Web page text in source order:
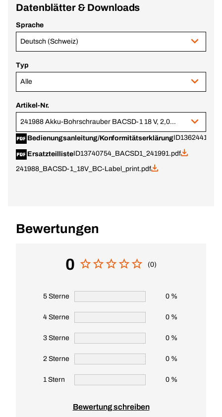
Datenblätter & Downloads
Sprache
Deutsch (Schweiz)
Typ
Alle
Artikel-Nr.
241988 Akku-Bohrschrauber BACSD-1 18 V, 2,0 Ah, Li-Ion im BERA® CLIC+ Gr. 2
Bedienungsanleitung/Konformitätserklärung
ErsatzteillisteID13740754_BACSD1_241991.pdf
241988_BACSD-1_18V_BC-Label_print.pdf
Bewertungen
0 (0)
5 Sterne 0 %
4 Sterne 0 %
3 Sterne 0 %
2 Sterne 0 %
1 Stern 0 %
Bewertung schreiben